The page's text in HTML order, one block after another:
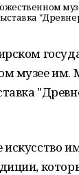
музее им.
искусство